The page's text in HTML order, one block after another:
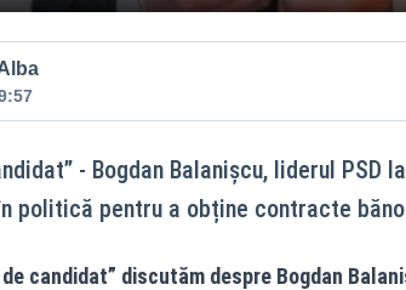
- Bogdan Balanișcu, liderul PSD
politică pentru a obține contracte
candidat” discutăm despre Bogdan